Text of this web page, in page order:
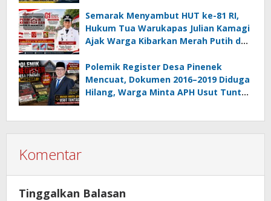
Semarak Menyambut HUT ke-81 RI,
Hukum Tua Warukapas Julian Kamagi
Ajak Warga Kibarkan Merah Putih dan
Polemik Register Desa Pinenek
Mencuat, Dokumen 2016–2019 Diduga
Hilang, Warga Minta APH Usut Tuntas
Komentar
Tinggalkan Balasan